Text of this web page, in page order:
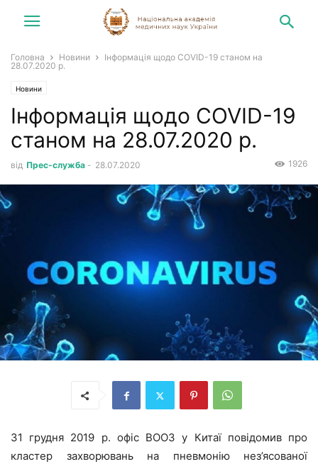
Головна Новини
Інформація щодо COVID-19 станом на
28.07.2020 р.
Новини
Інформація щодо COVID-19
станом на 28.07.2020 р.
від Прес-служба - 28.07.2020 1926
31 грудня 2019 р. офіс ВООЗ у Китаї повідомив про
кластер захворювань на пневмонію нез’ясованої